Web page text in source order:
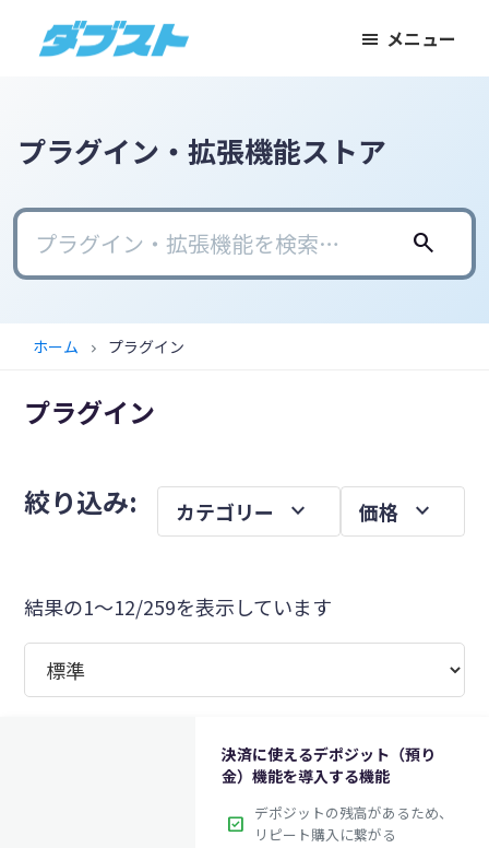
ン
に
バ
に
キ
プ
ト
の
モ
ー
ネ
ス
に
器
を
メニュー
プラグイン・拡張機能ストア
search
ホーム chevron_right プラグイン
プラグイン
メ
サ
イ
ド
バ
絞り込み: 価格 expand_more
カテゴリー expand_more
結果の1～12/259を表示しています
決済に使えるデポジット（預り
金）機能を導入する機能
check_box デポジットの残高があるため、
リピート購入に繋がる